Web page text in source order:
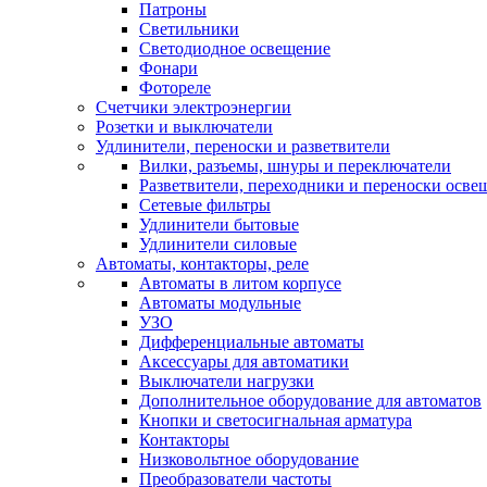
Патроны
Светильники
Светодиодное освещение
Фонари
Фотореле
Счетчики электроэнергии
Розетки и выключатели
Удлинители, переноски и разветвители
Вилки, разъемы, шнуры и переключатели
Разветвители, переходники и переноски
Сетевые фильтры
Удлинители бытовые
Удлинители силовые
Автоматы, контакторы, реле
Автоматы в литом корпусе
Автоматы модульные
УЗО
Дифференциальные автоматы
Аксессуары для автоматики
Выключатели нагрузки
Дополнительное оборудование для автоматов
Кнопки и светосигнальная арматура
Контакторы
Низковольтное оборудование
Преобразователи частоты